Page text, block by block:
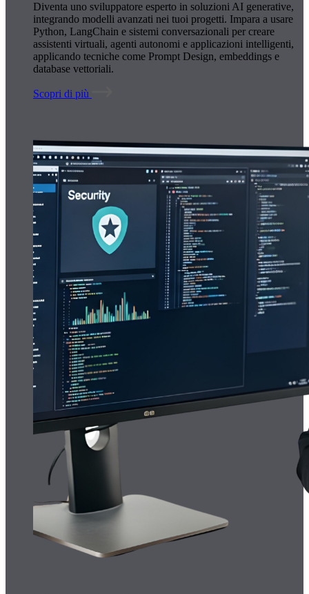
Diventa uno sviluppatore esperto in soluzioni AI generative,
integrando modelli avanzati nei tuoi progetti. Impara a usare
Python, LangChain e sistemi conversazionali per creare
assistenti virtuali, agenti autonomi e applicazioni intelligenti,
applicando tecniche come Prompt Design, embeddings e
database vettoriali.
Scopri di più